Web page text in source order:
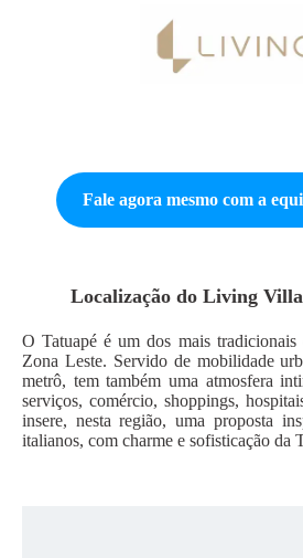
Fale agora mesmo com a
Localização do Living
O Tatuapé é um dos mais tradicionais
Zona Leste. Servido de mobilidade
metrô, tem também uma atmosfera
serviços, comércio, shoppings,
insere, nesta região, uma proposta
italianos, com charme e sofisticação da